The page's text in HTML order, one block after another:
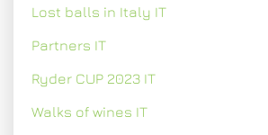
Lost balls in Italy IT
Partners IT
Ryder CUP 2023 IT
Walks of wines IT